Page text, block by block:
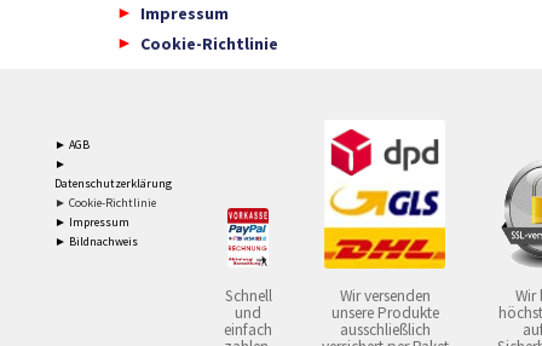
Impressum
Cookie-Richtlinie
► AGB
►
Datenschutzerklärung
► Cookie-Richtlinie
► Impressum
► Bildnachweis
Schnell
und
einfach
Wir versenden
unsere Produkte
ausschließlich
Wir